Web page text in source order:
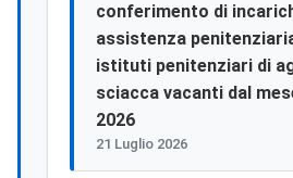
conferimento di
assistenza
istituti penitenziari di
sciacca vacanti dal
2026
21 Luglio 2026